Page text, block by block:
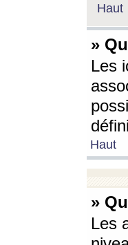
Haut
»
Les
Haut
»
Les